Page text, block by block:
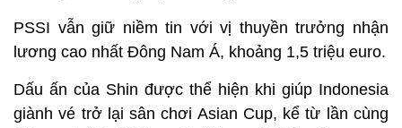
PSSI vẫn giữ niềm tin với vị thuyền trưởng nhận
lương cao nhất Đông Nam Á, khoảng 1,5 triệu euro.
Dấu ấn của Shin được thể hiện khi giúp Indonesia
giành vé trở lại sân chơi Asian Cup, kể từ lần cùng